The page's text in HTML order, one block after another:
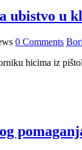
ubistvo u
0 Comments
hicima iz